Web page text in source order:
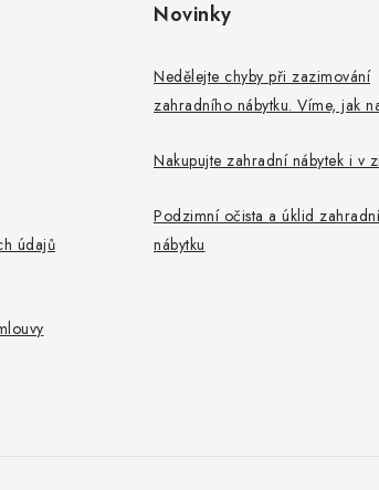
údajů
Novinky
Nedělejte chyby při zazimování
zahradního nábytku. Víme, jak
Nakupujte zahradní nábytek i v
Podzimní očista a úklid
nábytku